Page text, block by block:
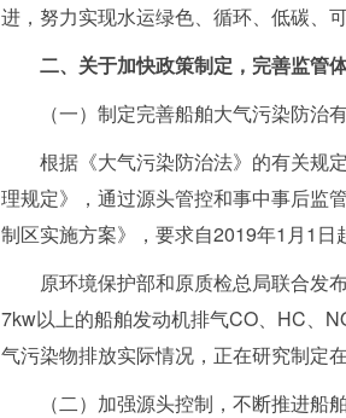
进，努力实现水运绿色、循环、低碳、可
二、关于加快政策制定，完善监管
（一）制定完善船舶大气污染防治
根据《大气污染防治法》的有关规
理规定》，通过源头管控和事中事后监
制区实施方案》，要求自2019年1月1日
原环境保护部和原质检总局联合发
7kw以上的船舶发动机排气CO、HC、
气污染物排放实际情况，正在研究制定
（二）加强源头控制，不断推进船